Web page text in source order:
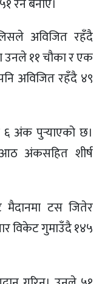
अविजित रहँदै
उनले ११ चौका र एक
अविजित रहँदै ४९
अंक पुर्‍याएको छ।
अंकसहित शीर्ष
मैदानमा टस जितेर
विकेट गुमाउँदै १४५